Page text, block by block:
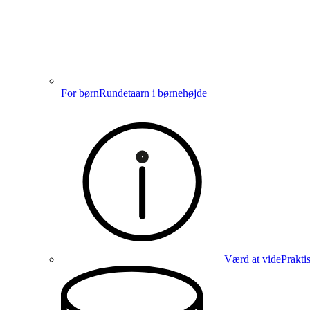
For børnRundetaarn i børnehøjde
Værd at vide